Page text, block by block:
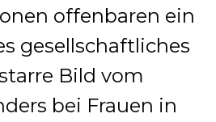
offenbaren ein
gesellschaftliches
Bild vom
bei Frauen in